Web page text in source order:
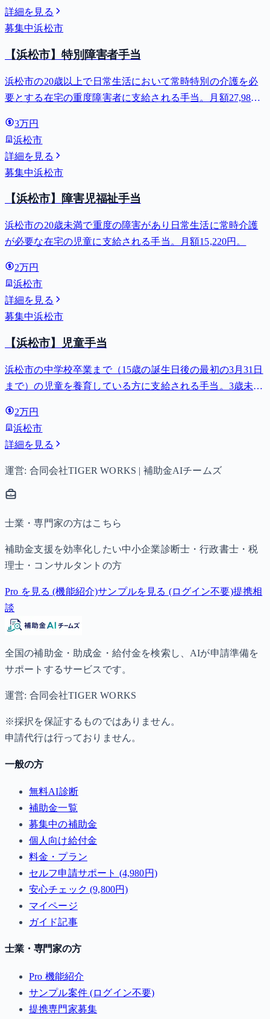
詳細を見る
募集中浜松市
【浜松市】特別障害者手当
浜松市の20歳以上で日常生活において常時特別の介護を必
要とする在宅の重度障害者に支給される手当。月額27,980
3万円
浜松市
詳細を見る
募集中浜松市
【浜松市】障害児福祉手当
浜松市の20歳未満で重度の障害があり日常生活に常時介護
が必要な在宅の児童に支給される手当。月額15,220円。
2万円
浜松市
詳細を見る
募集中浜松市
【浜松市】児童手当
浜松市の中学校卒業まで（15歳の誕生日後の最初の3月31日
まで）の児童を養育している方に支給される手当。3歳未満
子以降は15,000円）、中学生は月額10,000円。
2万円
浜松市
詳細を見る
運営: 合同会社TIGER WORKS | 補助金AIチームズ
士業・専門家の方はこちら
補助金支援を効率化したい中小企業診断士・行政書士・税
理士・コンサルタントの方
Pro を見る (機能紹介)サンプルを見る (ログイン不要)提携相
談
全国の補助金・助成金・給付金を検索し、AIが申請準備を
サポートするサービスです。
運営: 合同会社TIGER WORKS
※採択を保証するものではありません。
申請代行は行っておりません。
一般の方
無料AI診断
補助金一覧
募集中の補助金
個人向け給付金
料金・プラン
セルフ申請サポート (4,980円)
安心チェック (9,800円)
マイページ
ガイド記事
士業・専門家の方
Pro 機能紹介
サンプル案件 (ログイン不要)
提携専門家募集